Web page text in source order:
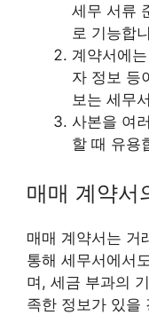
세무 서류
로 기능합
계약서에
자 정보 등
보는 세무
사본을 여
할 때 유용
매매 계약서
매매 계약서는 거
통해 세무서에서
며, 세금 부과의
족한 정보가 있을